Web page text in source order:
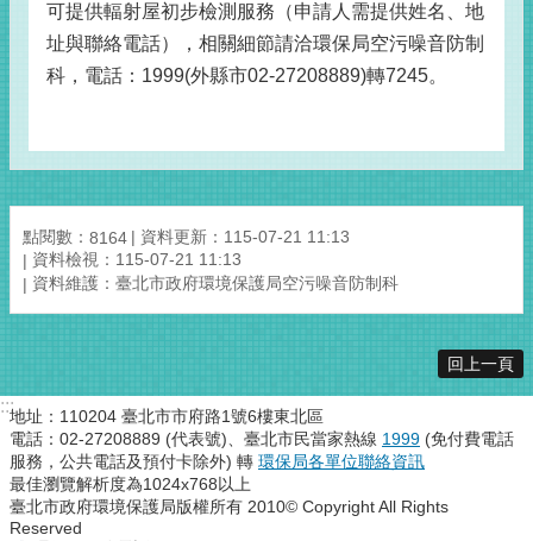
可提供輻射屋初步檢測服務（申請人需提供姓名、地
址與聯絡電話），相關細節請洽環保局空污噪音防制
科，電話：1999(外縣市02-27208889)轉7245。
點閱數： 8164
資料更新：115-07-21 11:13
資料檢視：115-07-21 11:13
資料維護：臺北市政府環境保護局空污噪音防制科
回上一頁
:::地址：110204 臺北市市府路1號6樓東北區
電話：02-27208889 (代表號)、臺北市民當家熱線 1999 (免付費電話
服務，公共電話及預付卡除外) 轉 環保局各單位聯絡資訊
最佳瀏覽解析度為1024x768以上
臺北市政府環境保護局版權所有 2010© Copyright All Rights
Reserved